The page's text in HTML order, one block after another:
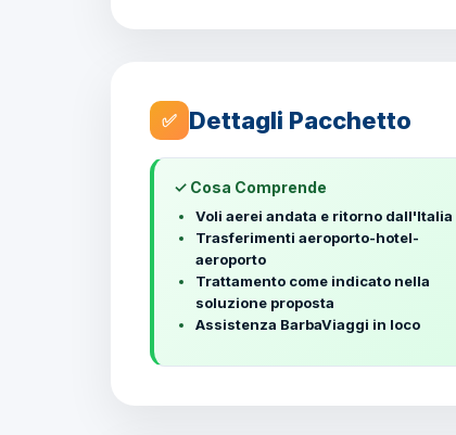
✅ Dettagli Pacchetto
✓ Cosa Comprende
Voli aerei andata e ritorno dall'Italia
Trasferimenti aeroporto-hotel-
aeroporto
Trattamento come indicato nella
soluzione proposta
Assistenza BarbaViaggi in loco